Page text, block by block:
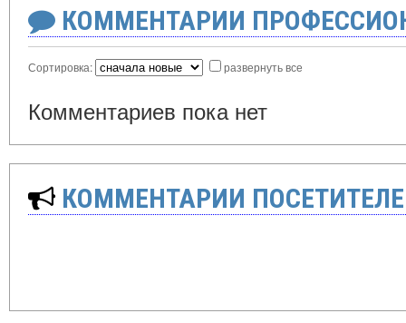
КОММЕНТАРИИ
Сортировка: развернуть все
Комментариев пока нет
КОММЕНТАРИИ